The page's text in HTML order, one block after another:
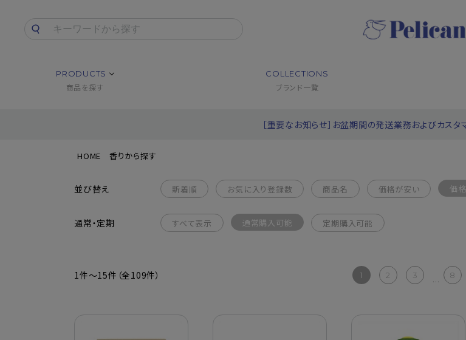
PRODUCTS
商品を探す
COLLECTIONS
ブランド一覧
［重要なお知らせ］お盆期間の発送業務およびカスタ
HOME 香りから探す
並び替え 新着順 お気に入り登録数 商品名 価格が安い 価
通常・定期 すべて表示 通常購入可能 定期購入可能
1件～15件（全109件） 1 2 3 ... 8